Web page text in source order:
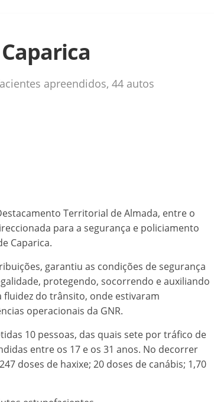
apreendidos, 44 autos
Territorial de Almada, entre o
para a segurança e policiamento
Caparica.
garantiu as condições de segurança
protegendo, socorrendo e auxiliando
fluidez do trânsito, onde estivaram
operacionais da GNR.
10 pessoas, das quais sete por tráfico de
entre os 17 e os 31 anos. No decorrer
doses de haxixe; 20 doses de canábis; 1,70